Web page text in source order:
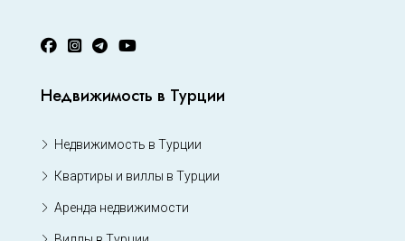
Недвижимость в Турции
Недвижимость в Турции
Квартиры и виллы в Турции
Аренда недвижимости